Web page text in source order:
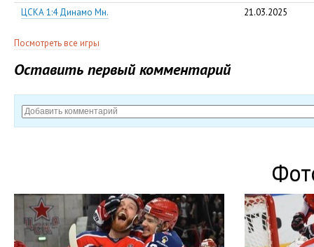
ЦСКА 1:4 Динамо Мн.
21.03.2025
Посмотреть все игры
Оставить первый комментарий